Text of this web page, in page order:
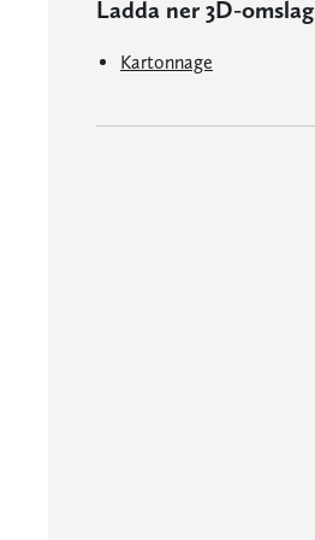
Ladda ner 3D-omslag
Kartonnage